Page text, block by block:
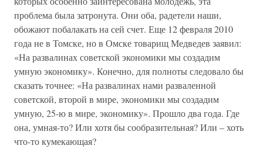
проблема была затронута. Они оба, радетели наши,
обожают побалакать на сей счет. Еще 12 февраля 2010
года не в Томске, но в Омске товарищ Медведев заявил:
«На развалинах советской экономики мы создадим
умную экономику». Конечно, для полноты следовало бы
сказать точнее: «На развалинах нами разваленной
советской, второй в мире, экономики мы создадим
умную, 25-ю в мире, экономику». Прошло два года. Где
она, умная-то? Или хотя бы сообразительная? Или – хоть
что-то кумекающая?